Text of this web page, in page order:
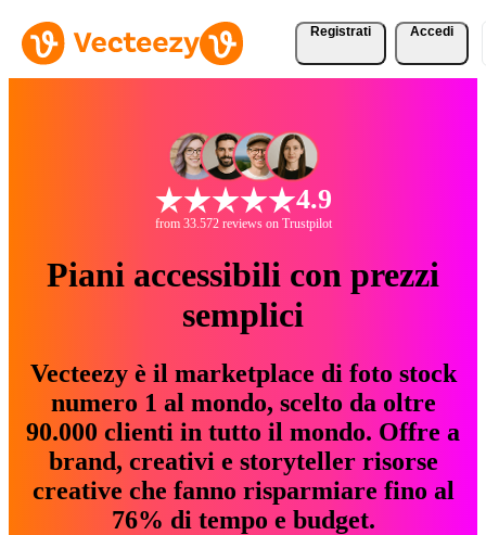
Registrati Accedi
4.9
from 33.572 reviews on Trustpilot
Piani accessibili con prezzi
semplici
Vecteezy è il marketplace di foto stock
numero 1 al mondo, scelto da oltre
90.000 clienti in tutto il mondo. Offre a
brand, creativi e storyteller risorse
creative che fanno risparmiare fino al
76% di tempo e budget.